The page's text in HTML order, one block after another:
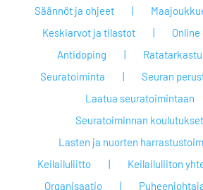
Säännöt ja ohjeet
Keskiarvot ja tilastot
Antidoping
Seuratoiminta
Seuran
Laatua seuratoimintaan
Seuratoiminnan koulutukset
Lasten ja nuorten
Keilailuliitto
Keilailuliiton
Organisaatio